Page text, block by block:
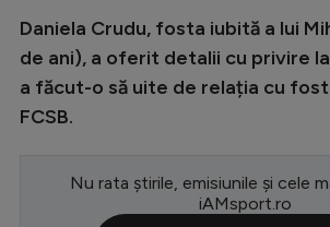
Champions League
Europa League
CM 2026
Premier League
Daniela Crudu, fosta iubită a lui
de ani), a oferit detalii cu privire
a făcut-o să uite de relația cu
FCSB.
Nu rata știrile, emisiunile și cele
iAMsport.ro